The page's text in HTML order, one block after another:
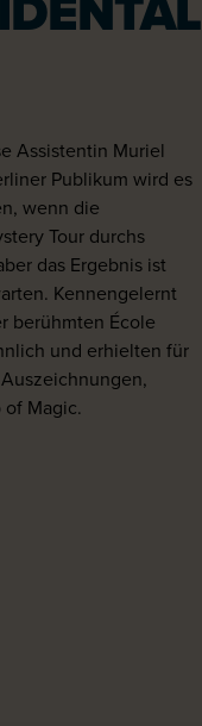
Assistentin Muriel
Publikum wird es
wenn die
Tour durchs
das Ergebnis ist
Kennengelernt
berühmten École
und erhielten für
of Magic.